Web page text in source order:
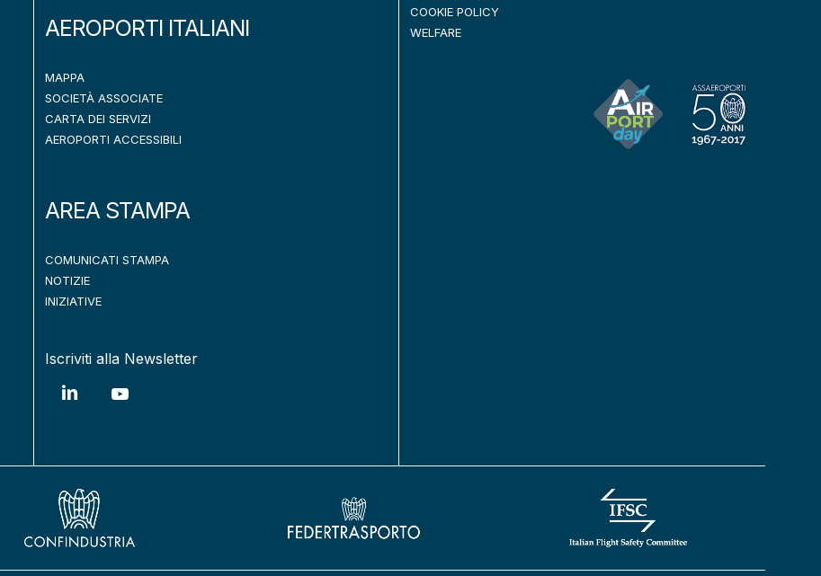
AEROPORTI ITALIANI
MAPPA
SOCIETÀ ASSOCIATE
CARTA DEI SERVIZI
AEROPORTI ACCESSIBILI
AREA STAMPA
COMUNICATI STAMPA
NOTIZIE
INIZIATIVE
Iscriviti alla Newsletter
COOKIE POLICY
WELFARE